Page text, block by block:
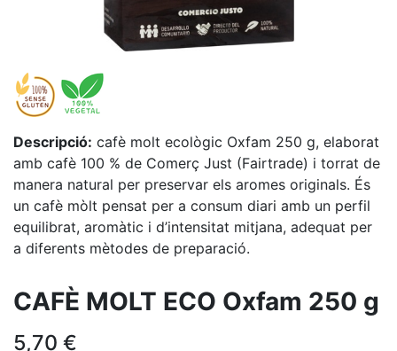
Descripció: cafè molt ecològic Oxfam 250 g, elaborat
amb cafè 100 % de Comerç Just (Fairtrade) i torrat de
manera natural per preservar els aromes originals. És
un cafè mòlt pensat per a consum diari amb un perfil
equilibrat, aromàtic i d’intensitat mitjana, adequat per
a diferents mètodes de preparació.
CAFÈ MOLT ECO Oxfam 250 g
5,70 €